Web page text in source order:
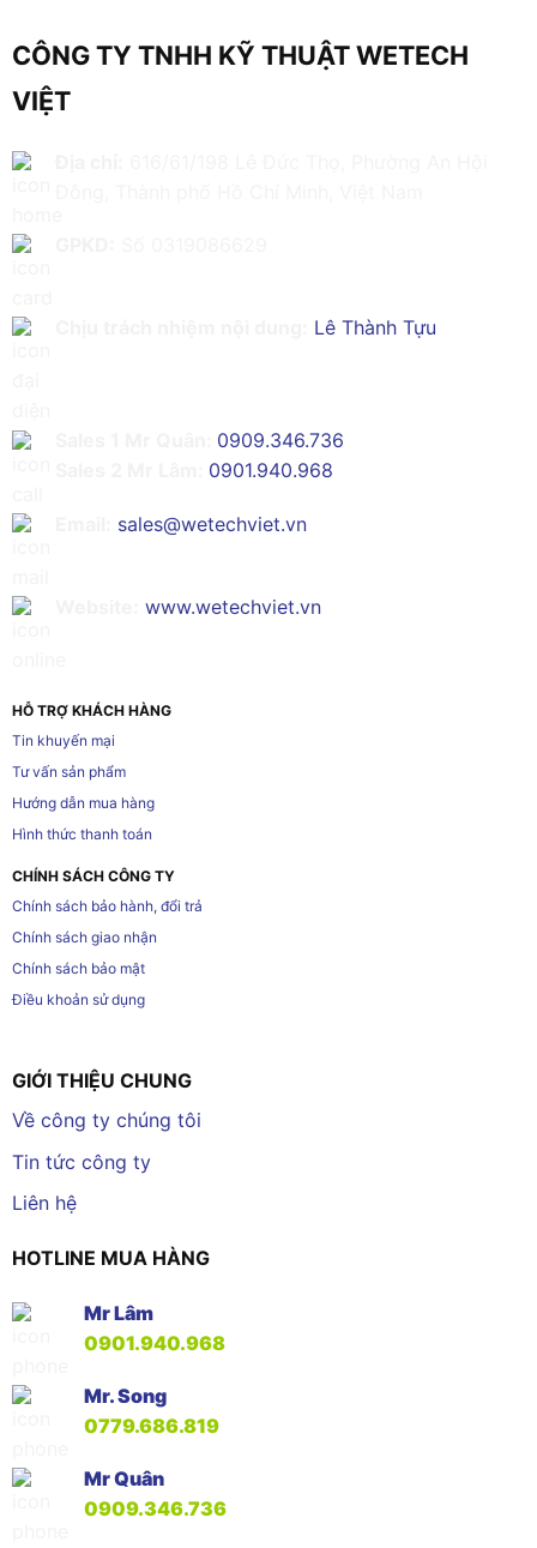
CÔNG TY TNHH KỸ THUẬT WETECH
VIỆT
Lê Thành Tựu
0909.346.736
0901.940.968
sales@wetechviet.vn
www.wetechviet.vn
HỖ TRỢ KHÁCH HÀNG
Tin khuyến mại
Tư vấn sản phẩm
Hướng dẫn mua hàng
Hình thức thanh toán
CHÍNH SÁCH CÔNG TY
Chính sách bảo hành, đổi trả
Chính sách giao nhận
Chính sách bảo mật
Điều khoản sử dụng
GIỚI THIỆU CHUNG
Về công ty chúng tôi
Tin tức công ty
Liên hệ
HOTLINE MUA HÀNG
Mr Lâm
0901.940.968
Mr. Song
0779.686.819
Mr Quân
0909.346.736